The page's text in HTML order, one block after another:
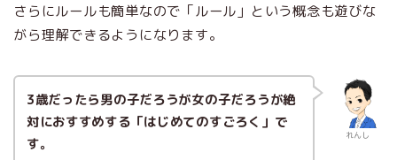
さらにルールも簡単なので「ルール」という概念も遊びな
がら理解できるようになります。
れんし
3歳だったら男の子だろうが女の子だろうが絶
対におすすめする「はじめてのすごろく」で
す。